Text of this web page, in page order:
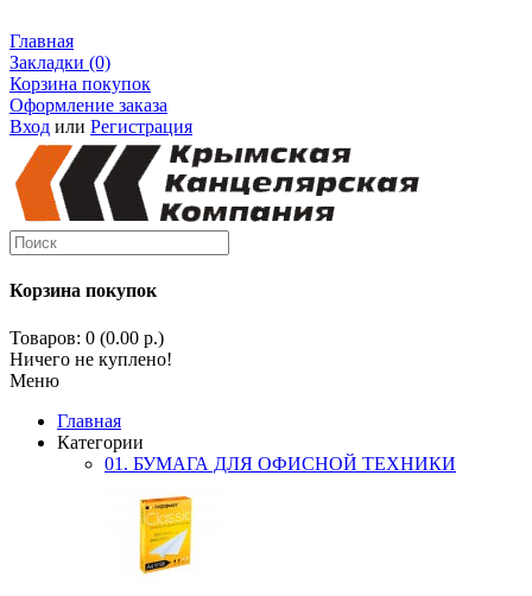
Главная
Закладки (0)
Корзина покупок
Оформление заказа
Вход или Регистрация
Корзина покупок
Товаров: 0 (0.00 р.)
Ничего не куплено!
Меню
Главная
Категории
01. БУМАГА ДЛЯ ОФИСНОЙ ТЕХНИКИ